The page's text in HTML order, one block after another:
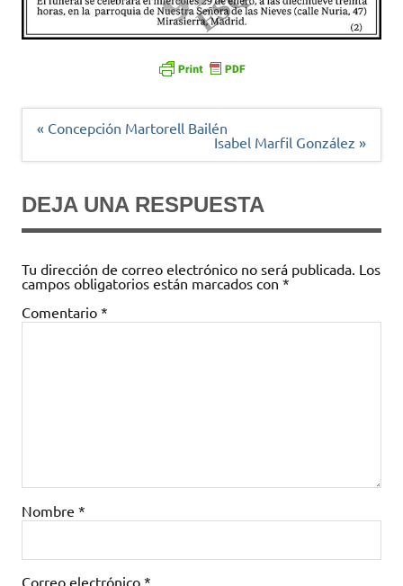
Navegación
« Concepción Martorell Bailén
Isabel Marfil González »
DEJA UNA RESPUESTA
Tu dirección de correo electrónico no será publicada. Los
campos obligatorios están marcados con *
Comentario *
Nombre *
Correo electrónico *